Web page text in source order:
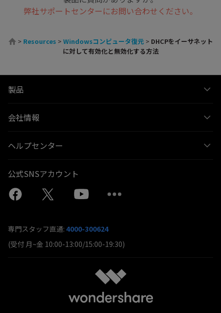
弊社サポートセンターにお問い合わせください。
> Resources > Windowsコンピュータ復元> DHCPをイーサネット
に対して有効化と無効化する方法
製品
会社情報
ヘルプセンター
公式SNSアカウント
専門スタッフ直通: 4000-300624
(受付 月~金 10:00-13:00/15:00-19:30)